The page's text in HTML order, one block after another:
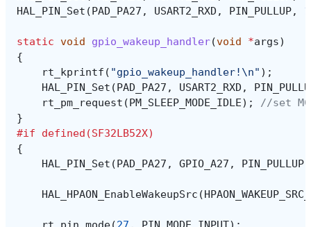
HAL_PIN_Set ( PAD_PA27 , USART2_RXD , PIN_PULLUP, 1
static void gpio_wakeup_handler(void *args)
{
rt_kprintf ( "gpio_wakeup_handler! \n" );
HAL_PIN_Set ( PAD_PA27 , USART2_RXD ,
rt_pm_request ( PM_SLEEP_MODE_IDLE);
//set
}
#if defined(SF32LB52X)
{
HAL_PIN_Set ( PAD_PA27 , GPIO_A27 , PIN_PULLUP
HAL_HPAON_EnableWakeupSrc (